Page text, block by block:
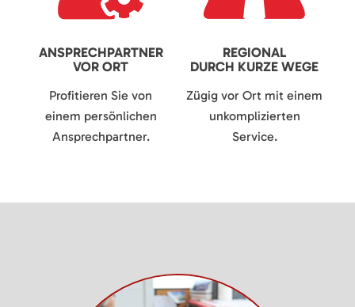
ANSPRECHPARTNER
VOR ORT
Profitieren Sie von
einem persönlichen
Ansprechpartner.
REGIONAL
DURCH KURZE WEGE
Zügig vor Ort mit einem
unkomplizierten
Service.